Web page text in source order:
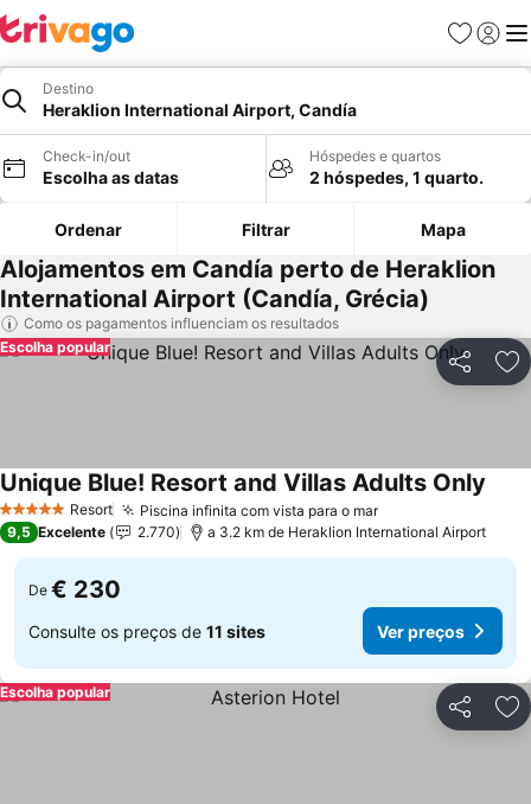
Favoritos
Iniciar
Destino
Heraklion International Airport, Candía
Check-in/out
Escolha as datas
Hóspedes e quartos
2 hóspedes, 1 quarto.
Ordenar Filtrar Mapa
Alojamentos em Candía perto de Heraklion
International Airport (Candía, Grécia)
Como os pagamentos influenciam os resultados
Partilhar
Escolha popular
5 Estrelas Resort Piscina infinita com vista para o mar
Unique Blue! Resort and Villas Adults Only
9,5 Excelente 2.770 a 3.2 km de Heraklion International Airport
De € 230
Consulte os preços de 11 sites Ver preços
Partilhar
Escolha popular